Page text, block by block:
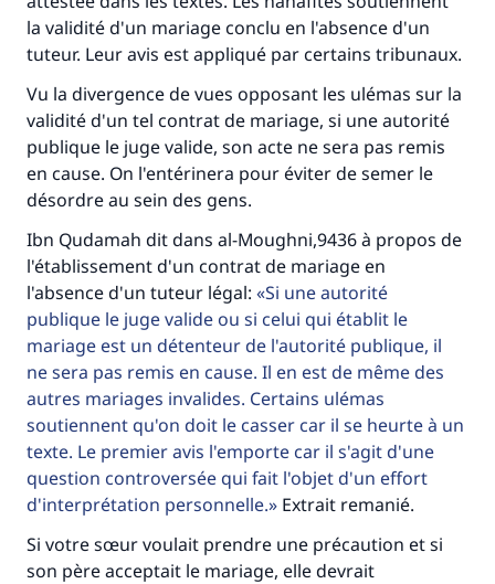
la validité d'un mariage conclu en l'absence d'un
tuteur. Leur avis est appliqué par certains tribunaux.
Vu la divergence de vues opposant les ulémas sur la
validité d'un tel contrat de mariage, si une autorité
publique le juge valide, son acte ne sera pas remis
en cause. On l'entérinera pour éviter de semer le
désordre au sein des gens.
Ibn Qudamah dit dans al-Moughni,9436 à propos de
l'établissement d'un contrat de mariage en
l'absence d'un tuteur légal: Si une autorité
publique le juge valide ou si celui qui établit le
mariage est un détenteur de l'autorité publique, il
ne sera pas remis en cause. Il en est de même des
autres mariages invalides. Certains ulémas
soutiennent qu'on doit le casser car il se heurte à un
texte. Le premier avis l'emporte car il s'agit d'une
question controversée qui fait l'objet d'un effort
d'interprétation personnelle.
Extrait remanié.
Si votre sœur voulait prendre une précaution et si
son père acceptait le mariage, elle devrait
(MOUSLIM 1893)
Soutenez IslamQA